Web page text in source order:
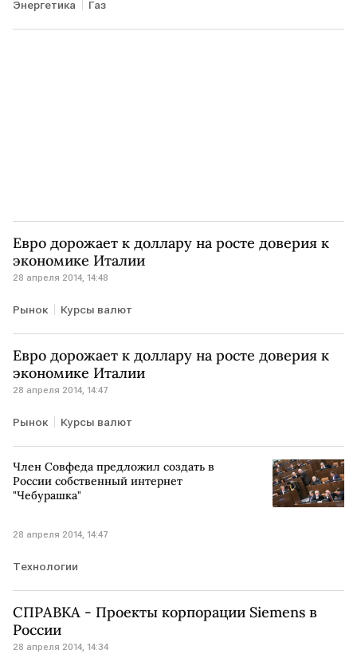
Энергетика Газ
Евро дорожает к доллару на росте доверия к
экономике Италии
28 апреля 2014, 14:48
Рынок Курсы валют
Евро дорожает к доллару на росте доверия к
экономике Италии
28 апреля 2014, 14:47
Рынок Курсы валют
Член Совфеда предложил создать в
России собственный интернет
"Чебурашка"
28 апреля 2014, 14:47
Технологии
СПРАВКА - Проекты корпорации Siemens в
России
28 апреля 2014, 14:34